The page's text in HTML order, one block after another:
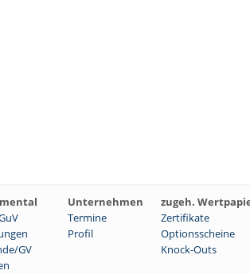
Unternehmen zugeh.
Termine Zertifikate
Profil Optionsscheine
GV
Knock-Outs